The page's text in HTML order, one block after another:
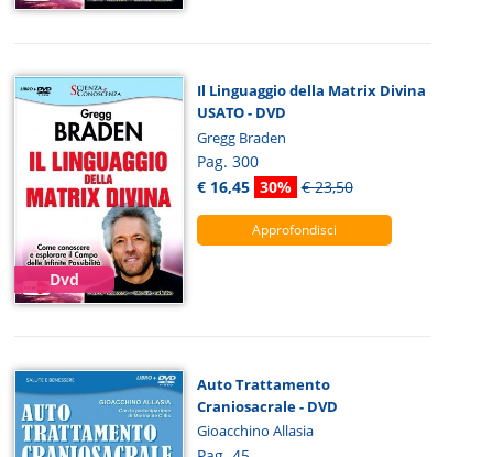
Dvd
Il Linguaggio della Matrix Divina
USATO - DVD
Gregg Braden
Pag. 300
€ 16,45 30% € 23,50
Approfondisci
Auto Trattamento
Craniosacrale - DVD
Gioacchino Allasia